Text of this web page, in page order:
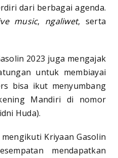
dari berbagai agenda.
music, ngaliwet, serta
2023 juga mengajak
untuk membiayai
bisa ikut menyumbang
Mandiri di nomor
Huda).
Kriyaan Gasolin
mendapatkan